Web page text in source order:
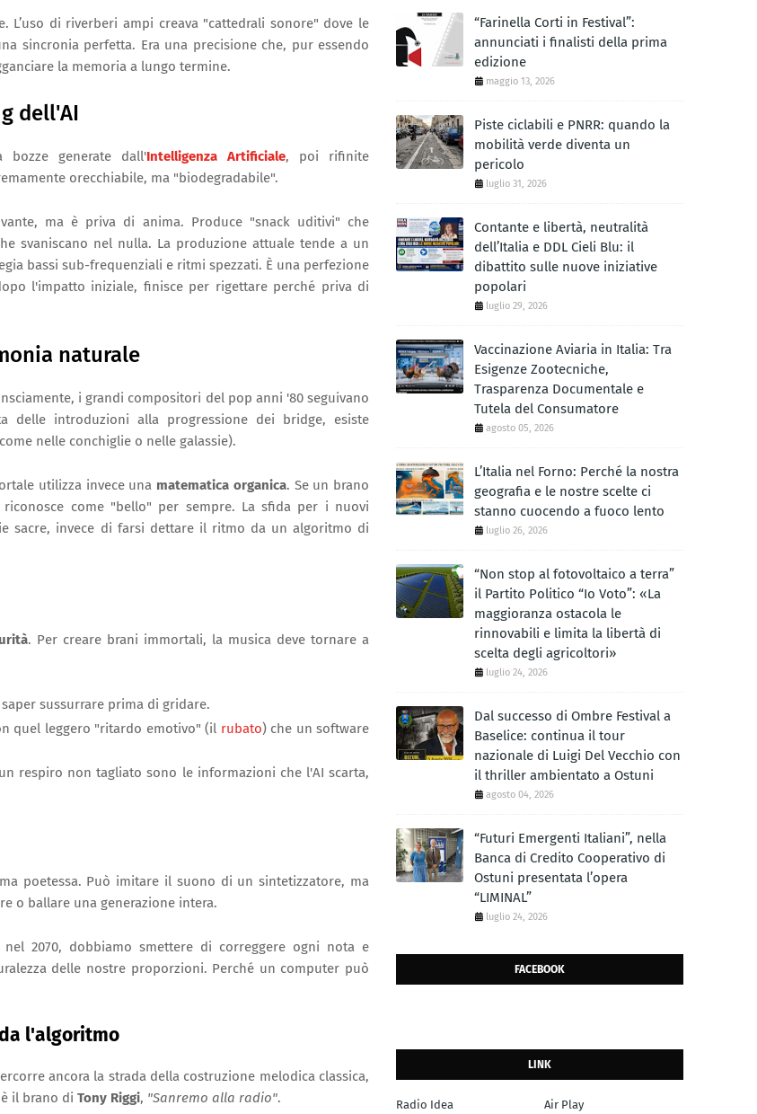
di riverberi ampi creava "cattedrali sonore" dove le
sincronia perfetta. Era una precisione che, pur essendo
la memoria a lungo termine.
dell'AI
generate dall'Intelligenza Artificiale, poi rifinite
orecchiabile, ma "biodegradabile".
ma è priva di anima. Produce "snack uditivi" che
svaniscano nel nulla. La produzione attuale tende a un
bassi sub-frequenziali e ritmi spezzati. È una perfezione
l'impatto iniziale, finisce per rigettare perché priva di
naturale
i grandi compositori del pop anni '80 seguivano
delle introduzioni alla progressione dei bridge, esiste
nelle conchiglie o nelle galassie).
utilizza invece una matematica organica. Se un brano
come "bello" per sempre. La sfida per i nuovi
sacre, invece di farsi dettare il ritmo da un algoritmo di
. Per creare brani immortali, la musica deve tornare a
sussurrare prima di gridare.
quel leggero "ritardo emotivo" (il rubato) che un software
respiro non tagliato sono le informazioni che l'AI scarta,
poetessa. Può imitare il suono di un sintetizzatore, ma
o ballare una generazione intera.
2070, dobbiamo smettere di correggere ogni nota e
delle nostre proporzioni. Perché un computer può
l'algoritmo
ancora la strada della costruzione melodica classica,
il brano di Tony Riggi, "Sanremo alla radio".
“Farinella Corti in Festival”:
annunciati i finalisti della prima
edizione
maggio 13, 2026
Piste ciclabili e PNRR: quando la
mobilità verde diventa un
pericolo
luglio 31, 2026
Contante e libertà, neutralità
dell’Italia e DDL Cieli Blu: il
dibattito sulle nuove iniziative
popolari
luglio 29, 2026
Vaccinazione Aviaria in Italia: Tra
Esigenze Zootecniche,
Trasparenza Documentale e
Tutela del Consumatore
agosto 05, 2026
L’Italia nel Forno: Perché la nostra
geografia e le nostre scelte ci
stanno cuocendo a fuoco lento
luglio 26, 2026
“Non stop al fotovoltaico a terra”
il Partito Politico “Io Voto”: «La
maggioranza ostacola le
rinnovabili e limita la libertà di
scelta degli agricoltori»
luglio 24, 2026
Dal successo di Ombre Festival a
Baselice: continua il tour
nazionale di Luigi Del Vecchio con
il thriller ambientato a Ostuni
agosto 04, 2026
“Futuri Emergenti Italiani”, nella
Banca di Credito Cooperativo di
Ostuni presentata l’opera
“LIMINAL”
luglio 24, 2026
FACEBOOK
LINK
Radio Idea
Air Play